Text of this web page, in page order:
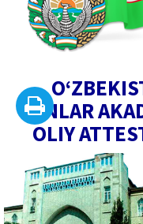
FANLAR
OLIY